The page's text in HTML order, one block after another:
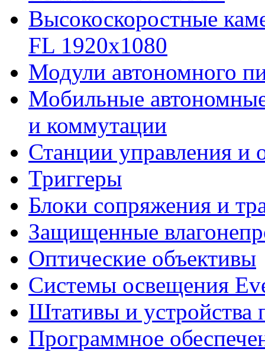
Высокоскоростные
FL 1920x1080
Модули автономного
Мобильные
и коммутации
Станции управления и
Триггеры
Блоки сопряжения и
Защищенные
Оптические объективы
Системы освещения
Штативы и устройства
Программное